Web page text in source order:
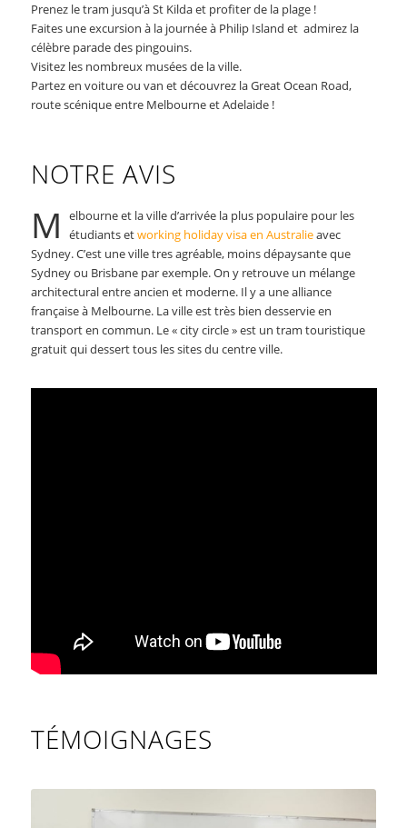
Prenez le tram jusqu’à St Kilda et profiter de la plage !
Faites une excursion à la journée à Philip Island et admirez la
célèbre parade des pingouins.
Visitez les nombreux musées de la ville.
Partez en voiture ou van et découvrez la Great Ocean Road,
route scénique entre Melbourne et Adelaide !
NOTRE AVIS
M
elbourne et la ville d’arrivée la plus populaire pour les
étudiants etworking holiday visa en Australieavec
Sydney. C’est une ville tres agréable, moins dépaysante que
Sydney ou Brisbane par exemple. On y retrouve un mélange
architectural entre ancien et moderne. Il y a une alliance
française à Melbourne. La ville est très bien desservie en
transport en commun. Le « city circle » est un tram touristique
gratuit qui dessert tous les sites du centre ville.
TÉMOIGNAGES